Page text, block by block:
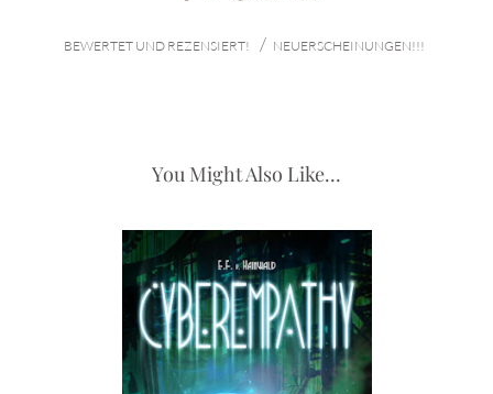
BEWERTET UND REZENSIERT! / NEUERSCHEINUNGEN!!!
You Might Also Like...